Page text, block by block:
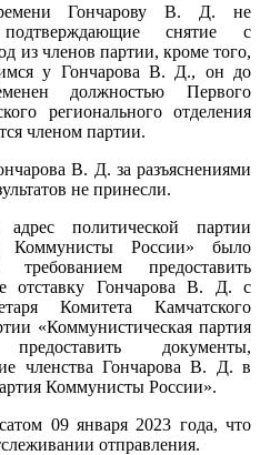
Гончарову В. Д. не
снятие с
из членов партии, кроме того,
у Гончарова В. Д., он до
должностью Первого
регионального отделения
членом партии.
В. Д. за разъяснениями
не принесли.
политической партии
Коммунисты России» было
предоставить
отставку Гончарова В. Д. с
Комитета Камчатского
«Коммунистическая партия
документы,
членства Гончарова В. Д. в
Коммунисты России».
09 января 2023 года, что
отправления.